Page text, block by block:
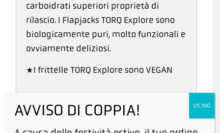
carboidrati superiori proprietà di
rilascio. I Flapjacks TORQ Explore sono
biologicamente puri, molto funzionali e
ovviamente deliziosi.
*I frittelle TORQ Explore sono VEGAN
AVVISO DI COPPIA! VICINO